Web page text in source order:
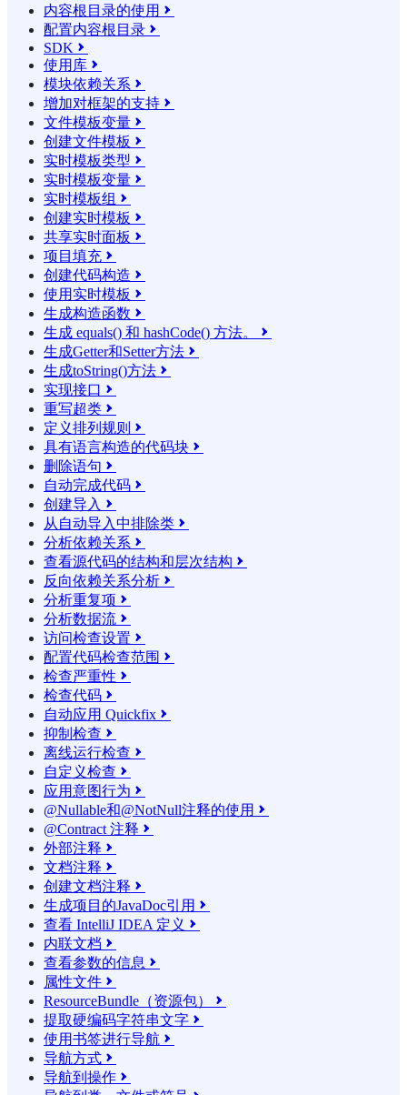
内容根目录的使用 
配置内容根目录 
SDK 
使用库 
模块依赖关系 
增加对框架的支持 
文件模板变量 
创建文件模板 
实时模板类型 
实时模板变量 
实时模板组 
创建实时模板 
共享实时面板 
项目填充 
创建代码构造 
使用实时模板 
生成构造函数 
生成 equals() 和 hashCode() 方法。 
生成Getter和Setter方法 
生成toString()方法 
实现接口 
重写超类 
定义排列规则 
具有语言构造的代码块 
删除语句 
自动完成代码 
创建导入 
从自动导入中排除类 
分析依赖关系 
查看源代码的结构和层次结构 
反向依赖关系分析 
分析重复项 
分析数据流 
访问检查设置 
配置代码检查范围 
检查严重性 
检查代码 
自动应用 Quickfix 
抑制检查 
离线运行检查 
自定义检查 
应用意图行为 
@Nullable和@NotNull注释的使用 
@Contract 注释 
外部注释 
文档注释 
创建文档注释 
生成项目的JavaDoc引用 
查看 IntelliJ IDEA 定义 
内联文档 
查看参数的信息 
属性文件 
ResourceBundle（资源包） 
提取硬编码字符串文字 
使用书签进行导航 
导航方式 
导航到操作 